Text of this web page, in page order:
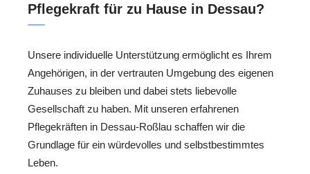
Pflegekraft für zu Hause in Dessau?
Unsere individuelle Unterstützung ermöglicht es Ihrem
Angehörigen, in der vertrauten Umgebung des eigenen
Zuhauses zu bleiben und dabei stets liebevolle
Gesellschaft zu haben. Mit unseren erfahrenen
Pflegekräften in Dessau-Roßlau schaffen wir die
Grundlage für ein würdevolles und selbstbestimmtes
Leben.